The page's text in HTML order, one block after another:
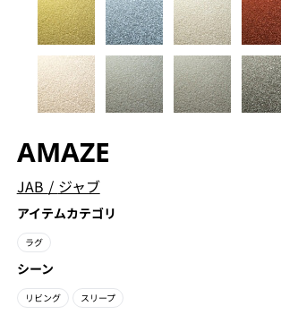
AMAZE
JAB / ジャブ
アイテムカテゴリ
ラグ
シーン
リビング スリープ